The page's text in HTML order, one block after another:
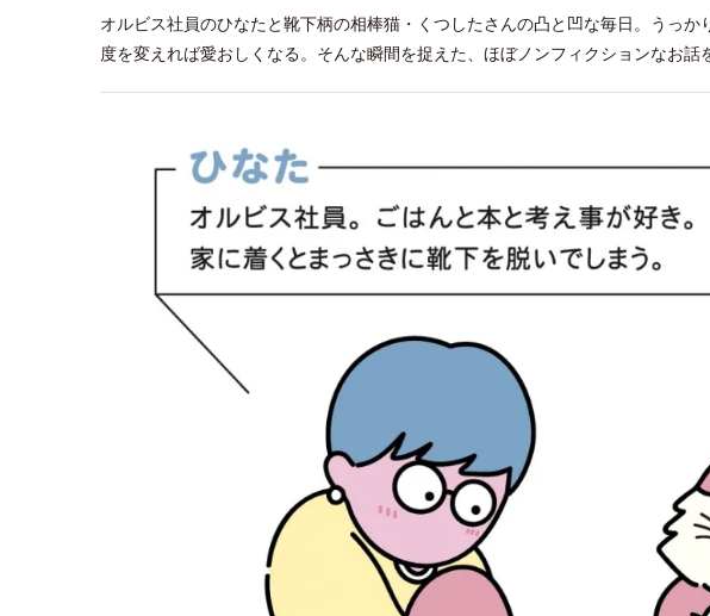
オルビス社員のひなたと靴下柄の相棒猫・くつしたさんの凸と凹な毎日。うっ
度を変えれば愛おしくなる。そんな瞬間を捉えた、ほぼノンフィクションなお話